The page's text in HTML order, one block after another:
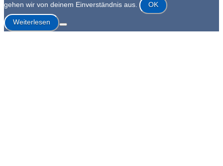
gehen wir von deinem Einverständnis aus.
OK
Weiterlesen